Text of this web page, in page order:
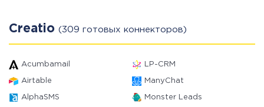
Creatio (309 готовых коннекторов)
Acumbamail LP-CRM
Airtable ManyChat
AlphaSMS Monster Leads